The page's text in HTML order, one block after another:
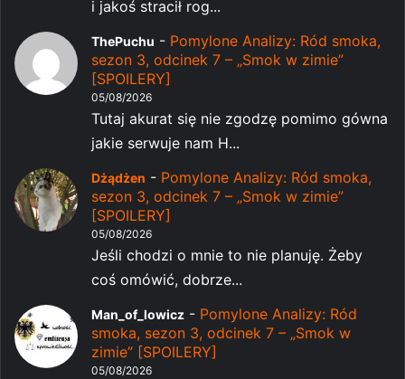
i jakoś stracił rog...
ThePuchu - Pomylone Analizy: Ród smoka,
sezon 3, odcinek 7 – „Smok w zimie”
[SPOILERY]
05/08/2026
Tutaj akurat się nie zgodzę pomimo gówna
jakie serwuje nam H...
Dżądżen - Pomylone Analizy: Ród smoka,
sezon 3, odcinek 7 – „Smok w zimie”
[SPOILERY]
05/08/2026
Jeśli chodzi o mnie to nie planuję. Żeby
coś omówić, dobrze...
Man_of_lowicz - Pomylone Analizy: Ród
smoka, sezon 3, odcinek 7 – „Smok w
zimie” [SPOILERY]
05/08/2026